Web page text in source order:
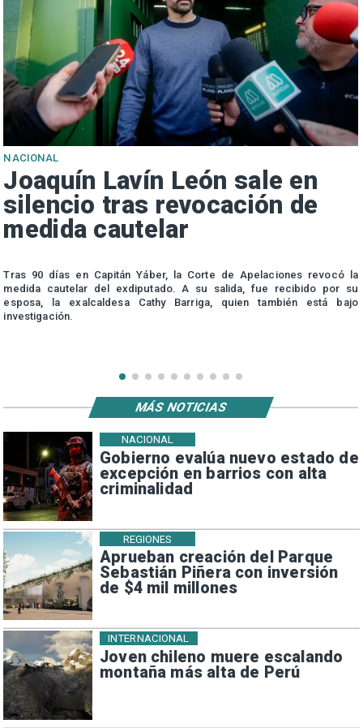
NACIONAL
Joaquín Lavín León sale en
silencio tras revocación de
medida cautelar
Tras 90 días en Capitán Yáber, la Corte de Apelaciones revocó la
medida cautelar del exdiputado. A su salida, fue recibido por su
esposa, la exalcaldesa Cathy Barriga, quien también está bajo
investigación.
Gobierno evalúa nuevo estado de
excepción en barrios con alta
criminalidad
NACIONAL
Aprueban creación del Parque
Sebastián Piñera con inversión
de $4 mil millones
REGIONES
Joven chileno muere escalando
montaña más alta de Perú
INTERNACIONAL
MÁS NOTICIAS